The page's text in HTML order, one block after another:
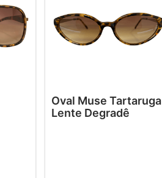
Oval Muse Tartaruga
Lente Degradê